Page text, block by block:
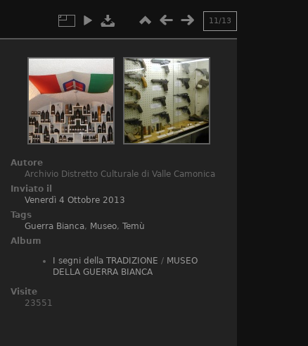
11/13
Autore
Archivio Distretto Culturale di Valle Camonica
Inviato il
Venerdì 4 Ottobre 2013
Tags
Guerra Bianca, Museo,Temù
Album
I segni della TRADIZIONE / MUSEO
DELLA GUERRA BIANCA
Visite
23551